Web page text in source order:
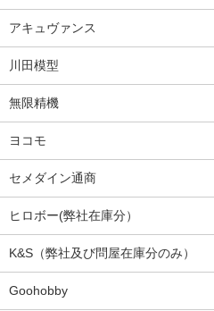
アキュヴァンス
川田模型
無限精機
ヨコモ
セメダイン通商
ヒロボー(弊社在庫分）
K&S（弊社及び問屋在庫分のみ）
Goohobby